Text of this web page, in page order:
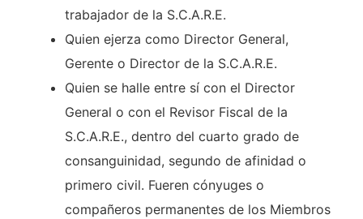
trabajador de la S.C.A.R.E.
Quien ejerza como Director General,
Gerente o Director de la S.C.A.R.E.
Quien se halle entre sí con el Director
General o con el Revisor Fiscal de la
S.C.A.R.E., dentro del cuarto grado de
consanguinidad, segundo de afinidad o
primero civil. Fueren cónyuges o
compañeros permanentes de los Miembros